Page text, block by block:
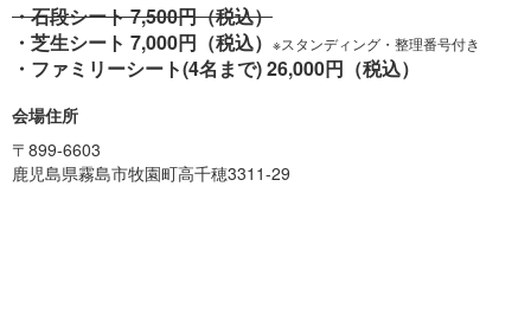
・石段シート 7,500円（税込）
・芝生シート 7,000円（税込） ※スタンディング・整理番号付き
・ファミリーシート(4名まで) 26,000円（税込）
会場住所
〒899-6603
鹿児島県霧島市牧園町高千穂3311-29